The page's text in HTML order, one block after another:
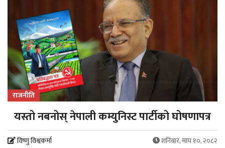
राजनीति
यस्तो नबनोस् नेपाली कम्युनिस्ट पार्टीको घोषणापत्र
विष्णु विश्वकर्मा शनिबार, माघ १०, २०८२